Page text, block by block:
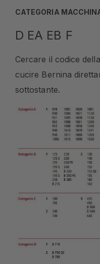
CATEGORIA
D EA EB F
Cercare il codice
cucire Bernina
sottostante.